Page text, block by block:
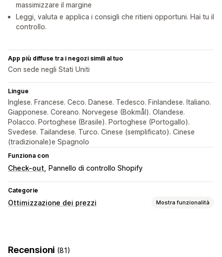
massimizzare il margine
Leggi, valuta e applica i consigli che ritieni opportuni. Hai tu il
controllo.
App più diffuse tra i negozi simili al tuo
Con sede negli Stati Uniti
Lingue
Inglese. Francese. Ceco. Danese. Tedesco. Finlandese. Italiano.
Giapponese. Coreano. Norvegese (Bokmål). Olandese.
Polacco. Portoghese (Brasile). Portoghese (Portogallo).
Svedese. Tailandese. Turco. Cinese (semplificato). Cinese
(tradizionale)e Spagnolo
Funziona con
Check-out Pannello di controllo Shopify
Categorie
Ottimizzazione dei prezzi Mostra funzionalità
Recensioni (81)